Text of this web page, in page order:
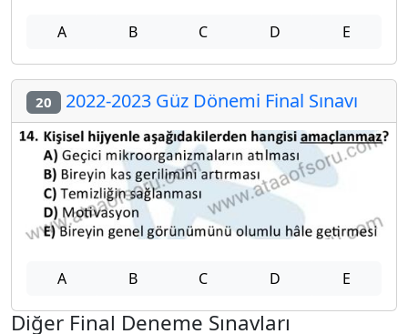
A B C D E
20 2022-2023 Güz Dönemi Final Sınavı
A B C D E
Diğer Final Deneme Sınavları